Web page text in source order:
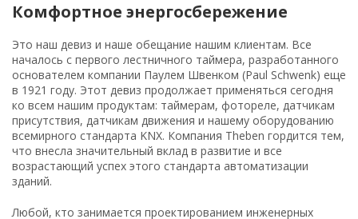
Комфортное энергосбережение
Это наш девиз и наше обещание нашим клиентам. Все
началось с первого лестничного таймера, разработанного
основателем компании Паулем Швенком (Paul Schwenk) еще
в 1921 году. Этот девиз продолжает применяться сегодня
ко всем нашим продуктам: таймерам, фотореле, датчикам
присутствия, датчикам движения и нашему оборудованию
всемирного стандарта KNX. Компания Theben гордится тем,
что внесла значительный вклад в развитие и все
возрастающий успех этого стандарта автоматизации
зданий.
Любой, кто занимается проектированием инженерных